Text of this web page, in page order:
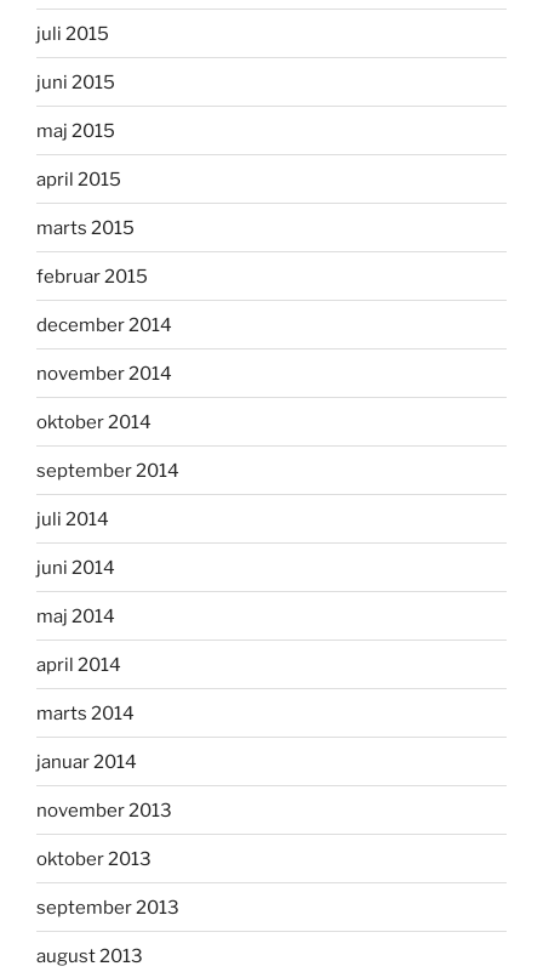
juli 2015
juni 2015
maj 2015
april 2015
marts 2015
februar 2015
december 2014
november 2014
oktober 2014
september 2014
juli 2014
juni 2014
maj 2014
april 2014
marts 2014
januar 2014
november 2013
oktober 2013
september 2013
august 2013